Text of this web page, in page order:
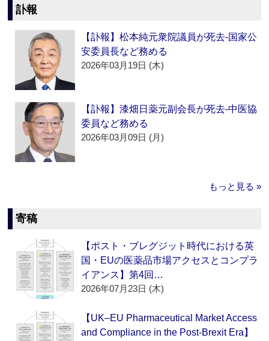
訃報
【訃報】松本純元衆院議員が死去‐国家公
安委員長など務める
2026年03月19日 (木)
【訃報】漆畑日薬元副会長が死去‐中医協
委員など務める
2026年03月09日 (月)
もっと見る »
寄稿
【ポスト・ブレグジット時代における英
国・EUの医薬品市場アクセスとコンプラ
イアンス】第4回…
2026年07月23日 (木)
【UK–EU Pharmaceutical Market Access
and Compliance in the Post-Brexit Era】